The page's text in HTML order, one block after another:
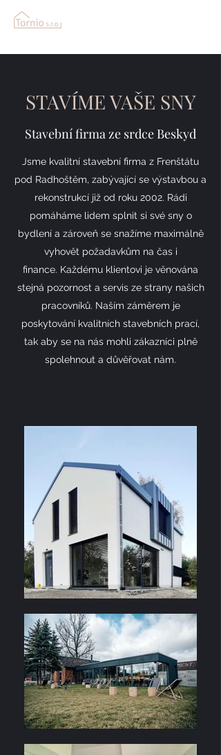
STAVÍME VAŠE SNY
Stavební firma ze srdce Beskyd
Jsme kvalitní stavební firma z Frenštátu
pod Radhoštěm, zabývající se výstavbou a
rekonstrukcí již od roku 2002. Rádi
pomáháme lidem splnit si své sny o
bydlení a zároveň se snažíme maximálně
vyhovět požadavkům na čas i
finance. Každému klientovi je věnována
stejná pozornost a servis ze strany našich
pracovníků. Naším záměrem je
poskytování kvalitních stavebních prací,
tak aby se na nás mohli zákazníci plně
spolehnout a důvěřovat nám.